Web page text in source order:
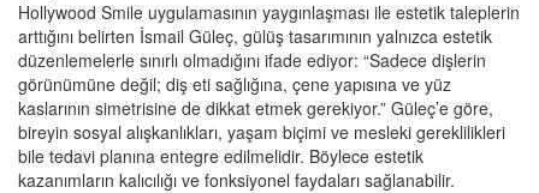
Hollywood Smile uygulamasının yaygınlaşması ile estetik taleplerin
arttığını belirten İsmail Güleç, gülüş tasarımının yalnızca estetik
düzenlemelerle sınırlı olmadığını ifade ediyor: “Sadece dişlerin
görünümüne değil; diş eti sağlığına, çene yapısına ve yüz
kaslarının simetrisine de dikkat etmek gerekiyor.” Güleç’e göre,
bireyin sosyal alışkanlıkları, yaşam biçimi ve mesleki gereklilikleri
bile tedavi planına entegre edilmelidir. Böylece estetik
kazanımların kalıcılığı ve fonksiyonel faydaları sağlanabilir.